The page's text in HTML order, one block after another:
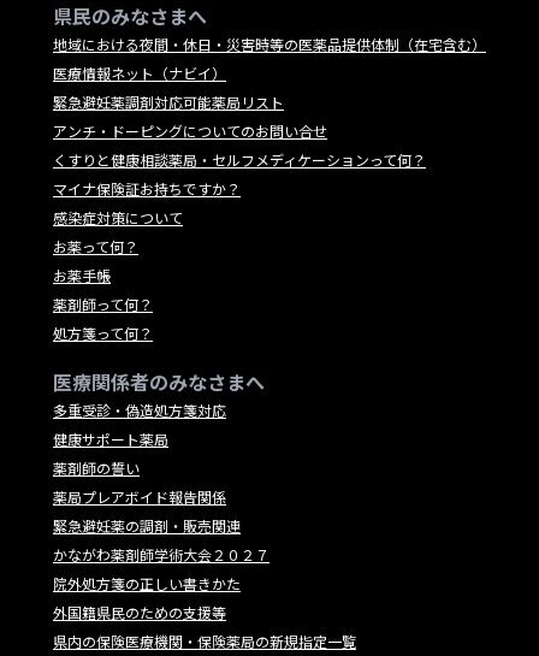
県民のみなさまへ
地域における夜間・休日・災害時等の医薬品提供体制（在宅含む）
医療情報ネット（ナビイ）
緊急避妊薬調剤対応可能薬局リスト
アンチ・ドーピングについてのお問い合せ
くすりと健康相談薬局・セルフメディケーションって何？
マイナ保険証お持ちですか？
感染症対策について
お薬って何？
お薬手帳
薬剤師って何？
処方箋って何？
医療関係者のみなさまへ
多重受診・偽造処方箋対応
健康サポート薬局
薬剤師の誓い
薬局プレアボイド報告関係
緊急避妊薬の調剤・販売関連
かながわ薬剤師学術大会２０２７
院外処方箋の正しい書きかた
外国籍県民のための支援等
県内の保険医療機関・保険薬局の新規指定一覧